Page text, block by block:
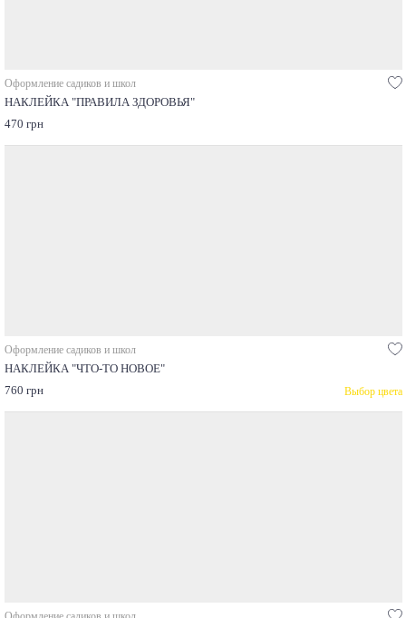
Оформление садиков и школ
НАКЛЕЙКА "ПРАВИЛА ЗДОРОВЬЯ"
470 грн
Оформление садиков и школ
НАКЛЕЙКА "ЧТО-ТО НОВОЕ"
760 грн
Выбор цвета